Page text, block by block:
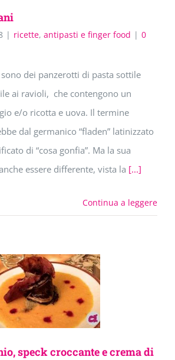
| ricette, antipasti e finger food | 0
dei panzerotti di pasta sottile
ai ravioli, che contengono un
e/o ricotta e uova. Il termine
dal germanico “fladen” latinizzato
di “cosa gonfia”. Ma la sua
essere differente, vista la [...]
Continua a leggere
speck croccante e crema di